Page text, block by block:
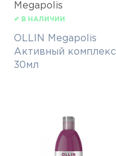
Megapolis
✔ В НАЛИЧИИ
OLLIN Megapolis
Активный комплекс
30мл